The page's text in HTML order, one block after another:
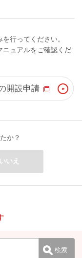
行ってください。
ニュアルをご確認くだ
開設申請
か？
いいえ